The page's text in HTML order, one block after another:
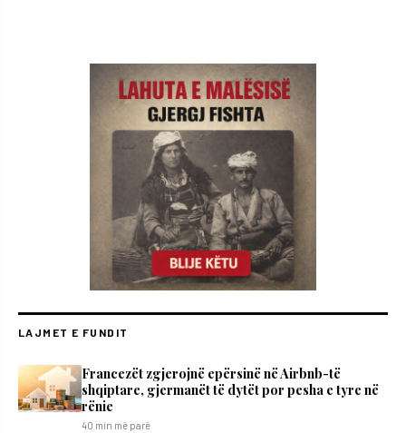
LAJMET E FUNDIT
Francezët zgjerojnë epërsinë në Airbnb-të
shqiptare, gjermanët të dytët por pesha e tyre në
rënie
40 min më parë